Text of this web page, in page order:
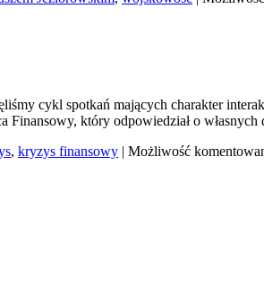
cykl spotkań mających charakter
który odpowiedział o
, kryzys finansowy | Możliwość